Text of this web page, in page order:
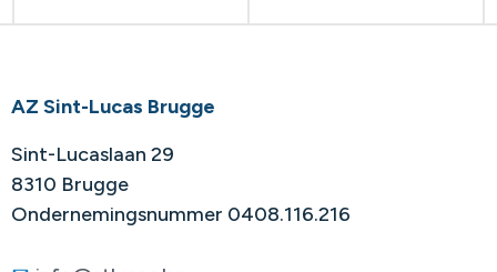
AZ Sint-Lucas Brugge
Sint-Lucaslaan 29
8310 Brugge
Ondernemingsnummer 0408.116.216